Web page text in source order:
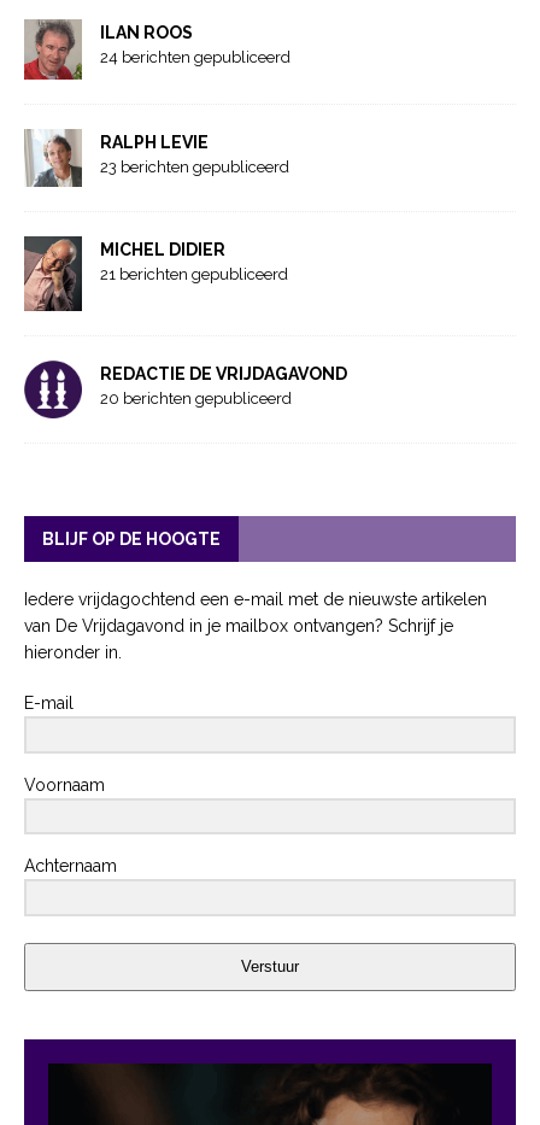
ILAN ROOS
24 berichten gepubliceerd
RALPH LEVIE
23 berichten gepubliceerd
MICHEL DIDIER
21 berichten gepubliceerd
REDACTIE DE VRIJDAGAVOND
20 berichten gepubliceerd
BLIJF OP DE HOOGTE
Iedere vrijdagochtend een e-mail met de nieuwste artikelen
van De Vrijdagavond in je mailbox ontvangen? Schrijf je
hieronder in.
E-mail
Voornaam
Achternaam
Verstuur